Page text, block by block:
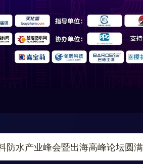
防水产业峰会暨出海高峰论坛圆